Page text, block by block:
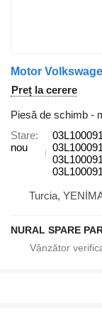
Preț la cerere
Piesă de schimb -
Stare
nou
Turcia,
NURAL SPARE